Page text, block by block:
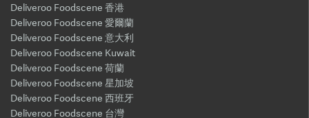
Deliveroo Foodscene 香港
Deliveroo Foodscene 愛爾蘭
Deliveroo Foodscene 意大利
Deliveroo Foodscene Kuwait
Deliveroo Foodscene 荷蘭
Deliveroo Foodscene 星加坡
Deliveroo Foodscene 西班牙
Deliveroo Foodscene 台灣